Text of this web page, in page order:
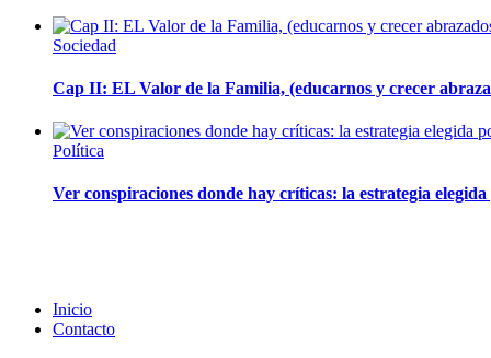
Sociedad
Cap II: EL Valor de la Familia, (educarnos y crecer
Política
Ver conspiraciones donde hay críticas: la estrategia
Inicio
Contacto